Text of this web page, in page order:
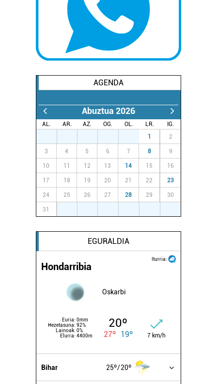
AGENDA
Abuztua 2026
AL. AR. AZ. OG. OL. LR.
IG.
1 2
3 4 5 6 7 8 9
10 11 12 13 14 15 16
17 18 19 20 21 22 23
24 25 26 27 28 29 30
31
EGURALDIA
Iturria:
Hondarribia
Oskarbi
Euria: 0mm
Hezetasuna: 92%
Lainoak: 0%
Elurra: 4400m
20º
27º 19º 7 km/h
Bihar 25º 20º